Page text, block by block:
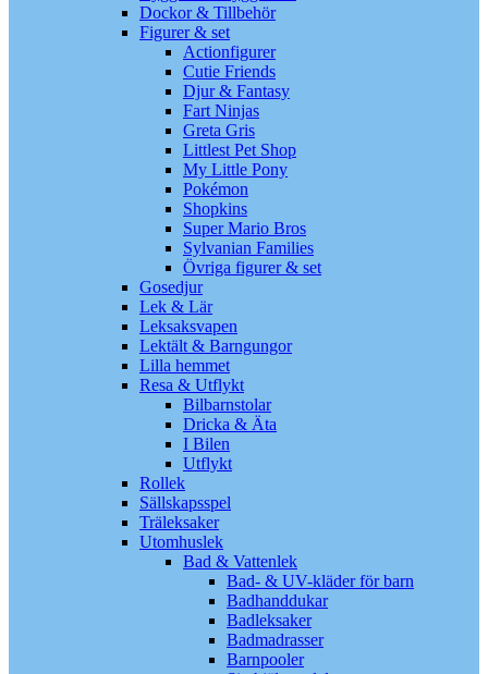
Dockor & Tillbehör
Figurer & set
Actionfigurer
Cutie Friends
Djur & Fantasy
Fart Ninjas
Greta Gris
Littlest Pet Shop
My Little Pony
Pokémon
Shopkins
Super Mario Bros
Sylvanian Families
Övriga figurer & set
Gosedjur
Lek & Lär
Leksaksvapen
Lektält & Barngungor
Lilla hemmet
Resa & Utflykt
Bilbarnstolar
Dricka & Äta
I Bilen
Utflykt
Rollek
Sällskapsspel
Träleksaker
Utomhuslek
Bad & Vattenlek
Bad- & UV-kläder för barn
Badhanddukar
Badleksaker
Badmadrasser
Barnpooler